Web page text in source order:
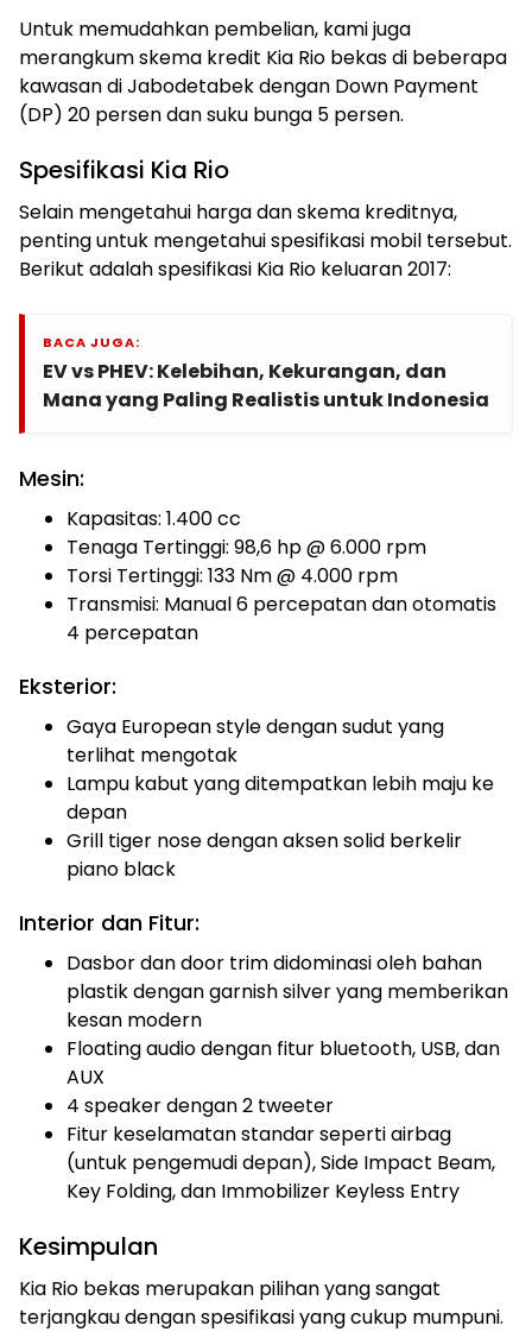
Untuk memudahkan pembelian, kami juga
merangkum skema kredit Kia Rio bekas di beberapa
kawasan di Jabodetabek dengan Down Payment
(DP) 20 persen dan suku bunga 5 persen.
Spesifikasi Kia Rio
Selain mengetahui harga dan skema kreditnya,
penting untuk mengetahui spesifikasi mobil tersebut.
Berikut adalah spesifikasi Kia Rio keluaran 2017:
BACA JUGA:
EV vs PHEV: Kelebihan, Kekurangan, dan
Mana yang Paling Realistis untuk Indonesia
Mesin:
Kapasitas: 1.400 cc
Tenaga Tertinggi: 98,6 hp @ 6.000 rpm
Torsi Tertinggi: 133 Nm @ 4.000 rpm
Transmisi: Manual 6 percepatan dan otomatis
4 percepatan
Eksterior:
Gaya European style dengan sudut yang
terlihat mengotak
Lampu kabut yang ditempatkan lebih maju ke
depan
Grill tiger nose dengan aksen solid berkelir
piano black
Interior dan Fitur:
Dasbor dan door trim didominasi oleh bahan
plastik dengan garnish silver yang memberikan
kesan modern
Floating audio dengan fitur bluetooth, USB, dan
AUX
4 speaker dengan 2 tweeter
Fitur keselamatan standar seperti airbag
(untuk pengemudi depan), Side Impact Beam,
Key Folding, dan Immobilizer Keyless Entry
Kesimpulan
Kia Rio bekas merupakan pilihan yang sangat
terjangkau dengan spesifikasi yang cukup mumpuni.